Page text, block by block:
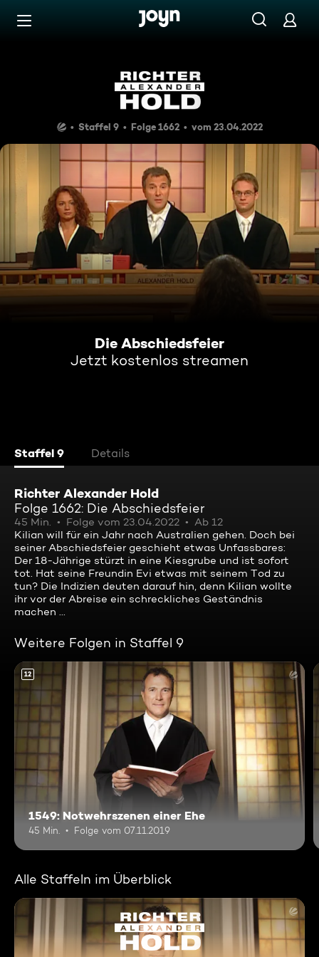
Zum Inhalt springen
Die Abschiedsfeier
Staffel 9 Folge 1662 vom 23.04.2022
Die Abschiedsfeier
Jetzt kostenlos streamen
Staffel 9 Details
Richter Alexander Hold
Folge 1662: Die Abschiedsfeier
45 Min. Folge vom 23.04.2022
Ab 12
Kilian will für ein Jahr nach Australien gehen. Doch bei
seiner Abschiedsfeier geschieht etwas Unfassbares:
Der 18-Jährige stürzt in eine Kiesgrube und ist sofort
tot. Hat seine Freundin Evi etwas mit seinem Tod zu
tun? Die Indizien deuten darauf hin, denn Kilian wollte
ihr vor der Abreise ein schreckliches Geständnis
machen ...
Weitere Folgen in Staffel 9
12
1549: Notwehrszenen einer Ehe
45 Min. Folge vom 07.11.2019
Alle Staffeln im Überblick